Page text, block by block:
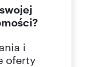
i
oferty